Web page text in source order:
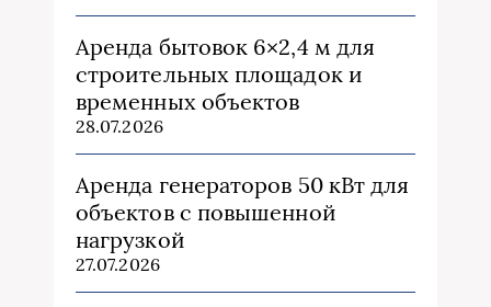
Аренда бытовок 6×2,4 м для
строительных площадок и
временных объектов
28.07.2026
Аренда генераторов 50 кВт для
объектов с повышенной
нагрузкой
27.07.2026